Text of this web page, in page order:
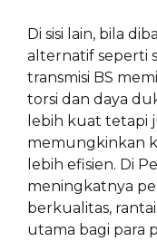
Di sisi lain, bila
alternatif seperti
transmisi BS
torsi dan daya
lebih kuat tetapi
memungkinkan
lebih efisien. Di
meningkatnya
berkualitas,
utama bagi para